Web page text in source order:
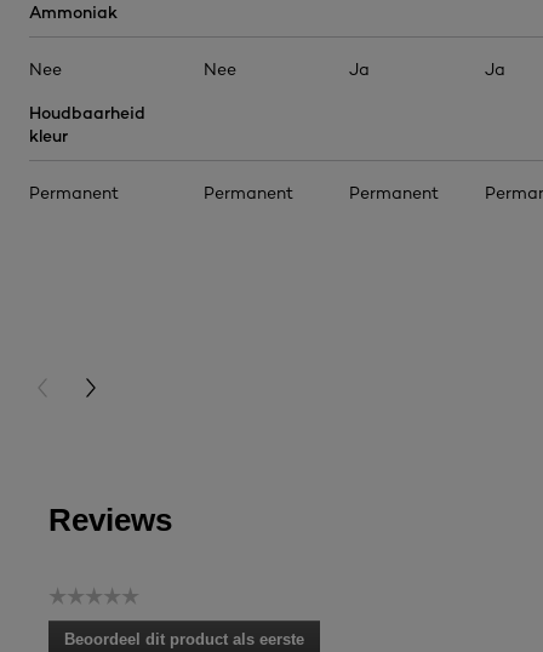
Ammoniak
Nee
Houdbaarheid
kleur
Permanent
Nee
Permanent
Ja
Permanent
Ja
PREVIOUS CARD
NEXT CARD
Reviews
☆☆☆☆☆
Geen
scorewaarde
Beoordeel dit product als eerste